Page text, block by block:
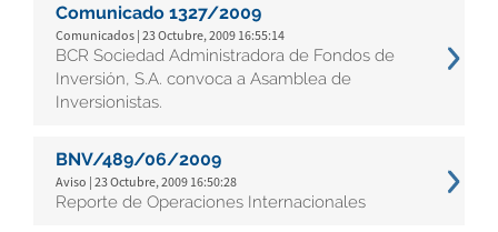
Comunicado 1327/2009
Comunicados | 23 Octubre, 2009 16:55:14
BCR Sociedad Administradora de Fondos de
Inversión, S.A. convoca a Asamblea de
Inversionistas.
BNV/489/06/2009
Aviso | 23 Octubre, 2009 16:50:28
Reporte de Operaciones Internacionales